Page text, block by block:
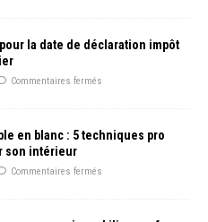
la date de déclaration impôt
Commentaires fermés
en blanc : 5 techniques pro
son intérieur
Commentaires fermés